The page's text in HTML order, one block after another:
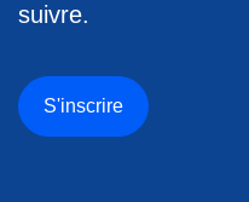
suivre.
S'inscrire